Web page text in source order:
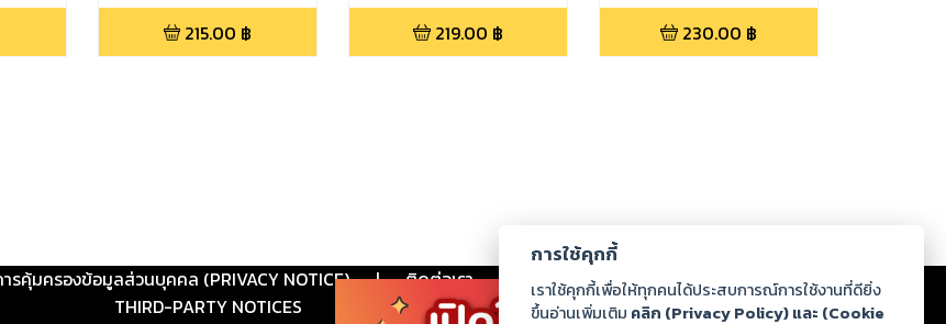
215.00 ฿ 219.00 ฿ 230.00 ฿
ารคุ้มครองข้อมูลส่วนบุคคล (PRIVACY NOTICE) | ติดต่อเรา ร่วมงานกับเรา ดาวน์โหลด
THIRD-PARTY NOTICES
การใช้คุกกี้
เราใช้คุกกี้เพื่อให้ทุกคนได้ประสบการณ์การใช้งานที่ดียิ่ง
ขึ้นอ่านเพิ่มเติม คลิก (Privacy Policy) และ (Cookie